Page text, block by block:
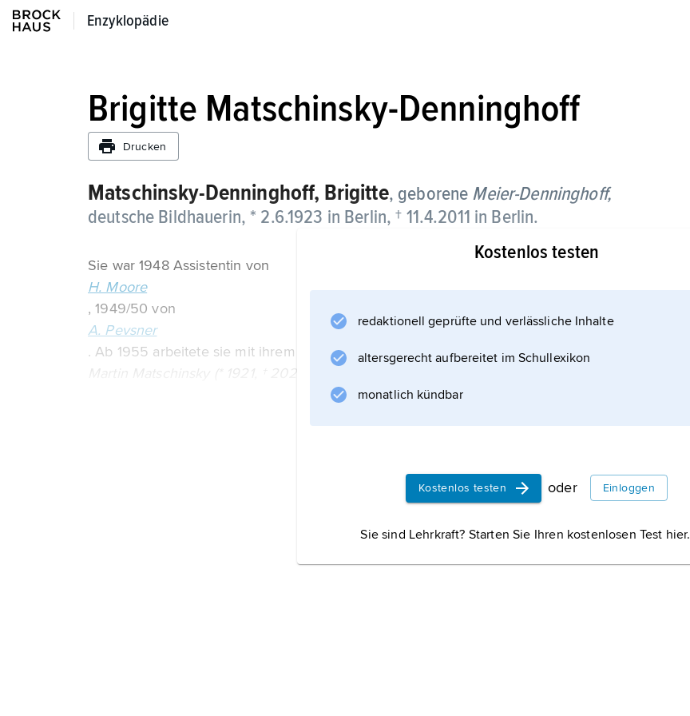
Enzyklopädie
Enzyklopädie
Brigitte Matschinsky-Denninghoff
Drucken
Matschinsky-Denninghoff, Brigitte, geborene Meier-Denninghoff,
deutsche Bildhauerin, * 2.6.1923 in Berlin, † 11.4.2011 in Berlin.
Sie war 1948 Assistentin von
H. Moore
, 1949/50 von
A. Pevsner
. Ab 1955 arbeitete sie mit ihrem Mann
Martin Matschinsky (* 1921, † 2020)
zusammen, ab 1970 signieren beide mit »Matschinsky-Denninghoff«.
Kostenlos testen
redaktionell geprüfte und verlässliche Inhalte
altersgerecht aufbereitet im Schullexikon
monatlich kündbar
Kostenlos testen oder Einloggen
Sie sind Lehrkraft? Starten Sie Ihren kostenlosen Test hier.